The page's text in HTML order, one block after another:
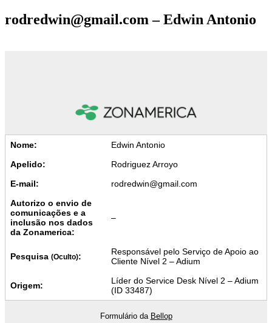
rodredwin@gmail.com – Edwin Antonio
Nome:
Edwin Antonio
Apelido:
Rodriguez Arroyo
E-mail:
rodredwin@gmail.com
Autorizo o envio de
comunicações e a
inclusão nos dados
da Zonamerica:
–
Pesquisa (Oculto):
Responsável pelo Serviço de Apoio ao
Cliente Nível 2 – Adium
Origem:
Líder do Service Desk Nível 2 – Adium
(ID 33487)
Formulário da Bellop